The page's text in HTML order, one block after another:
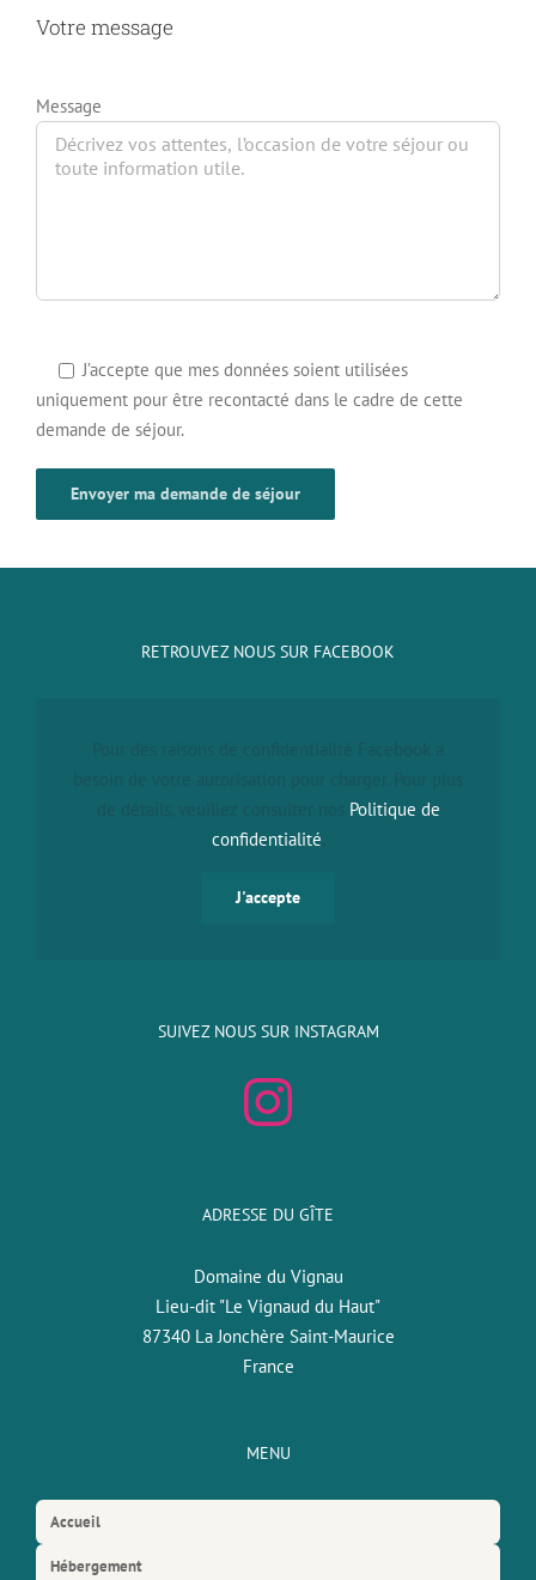
Votre message
Message
J’accepte que mes données soient utilisées
uniquement pour être recontacté dans le cadre de cette
demande de séjour.
RETROUVEZ NOUS SUR FACEBOOK
Politique de
confidentialité
J'accepte
SUIVEZ NOUS SUR INSTAGRAM
ADRESSE DU GÎTE
Domaine du Vignau
Lieu-dit "Le Vignaud du Haut"
87340 La Jonchère Saint-Maurice
France
MENU
Accueil
Hébergement